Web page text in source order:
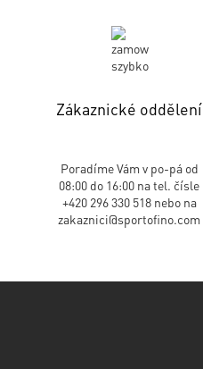
Zákaznické oddělení
Poradíme Vám v po-pá od
08:00 do 16:00 na tel. čísle
+420 296 330 518 nebo na
zakaznici@sportofino.com